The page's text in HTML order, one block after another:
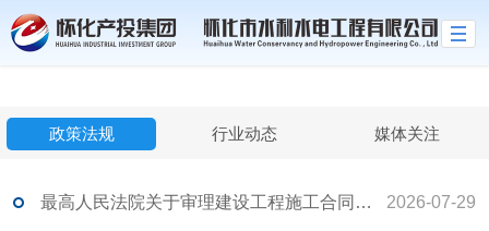
世界杯官网线上平台
政策法规 行业动态 媒体关注
2026-07-29
最高人民法院关于审理建设工程施工合同纠纷案件适用法律问题的解释（二）